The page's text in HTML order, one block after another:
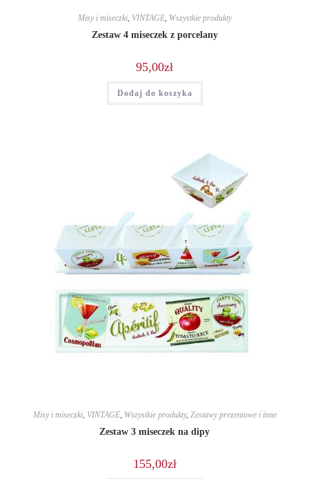
Misy i miseczki, VINTAGE, Wszystkie produkty
Zestaw 4 miseczek z porcelany
95,00zł
Dodaj do koszyka
Misy i miseczki, VINTAGE, Wszystkie produkty, Zestawy prezentowe i inne
Zestaw 3 miseczek na dipy
155,00zł